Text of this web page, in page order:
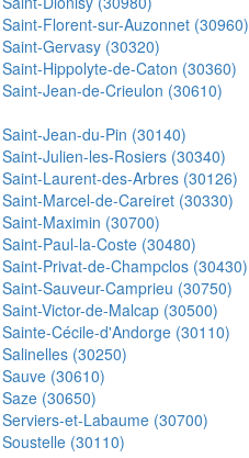
Saint-Florent-sur-Auzonnet (30960)
Saint-Gervasy (30320)
Saint-Hippolyte-de-Caton (30360)
Saint-Jean-de-Crieulon (30610)
Saint-Jean-du-Pin (30140)
Saint-Julien-les-Rosiers (30340)
Saint-Laurent-des-Arbres (30126)
Saint-Marcel-de-Careiret (30330)
Saint-Maximin (30700)
Saint-Paul-la-Coste (30480)
Saint-Privat-de-Champclos (30430)
Saint-Sauveur-Camprieu (30750)
Saint-Victor-de-Malcap (30500)
Sainte-Cécile-d'Andorge (30110)
Salinelles (30250)
Sauve (30610)
Saze (30650)
Serviers-et-Labaume (30700)
Soustelle (30110)